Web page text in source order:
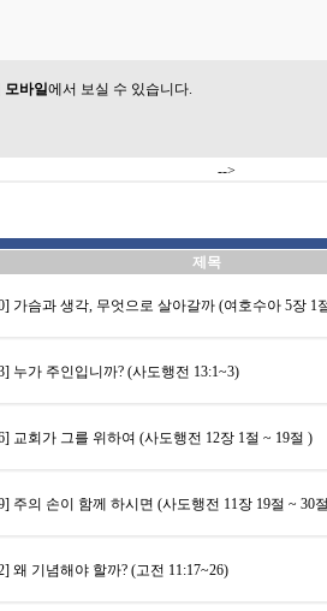
모바일에서 보실 수 있습니다.
-->
제목
가슴과 생각, 무엇으로 살아갈까 (여호수아 5장 1
누가 주인입니까? (사도행전 13:1~3)
교회가 그를 위하여 (사도행전 12장 1절 ~ 19절 )
주의 손이 함께 하시면 (사도행전 11장 19절 ~ 30
왜 기념해야 할까? (고전 11:17~26)